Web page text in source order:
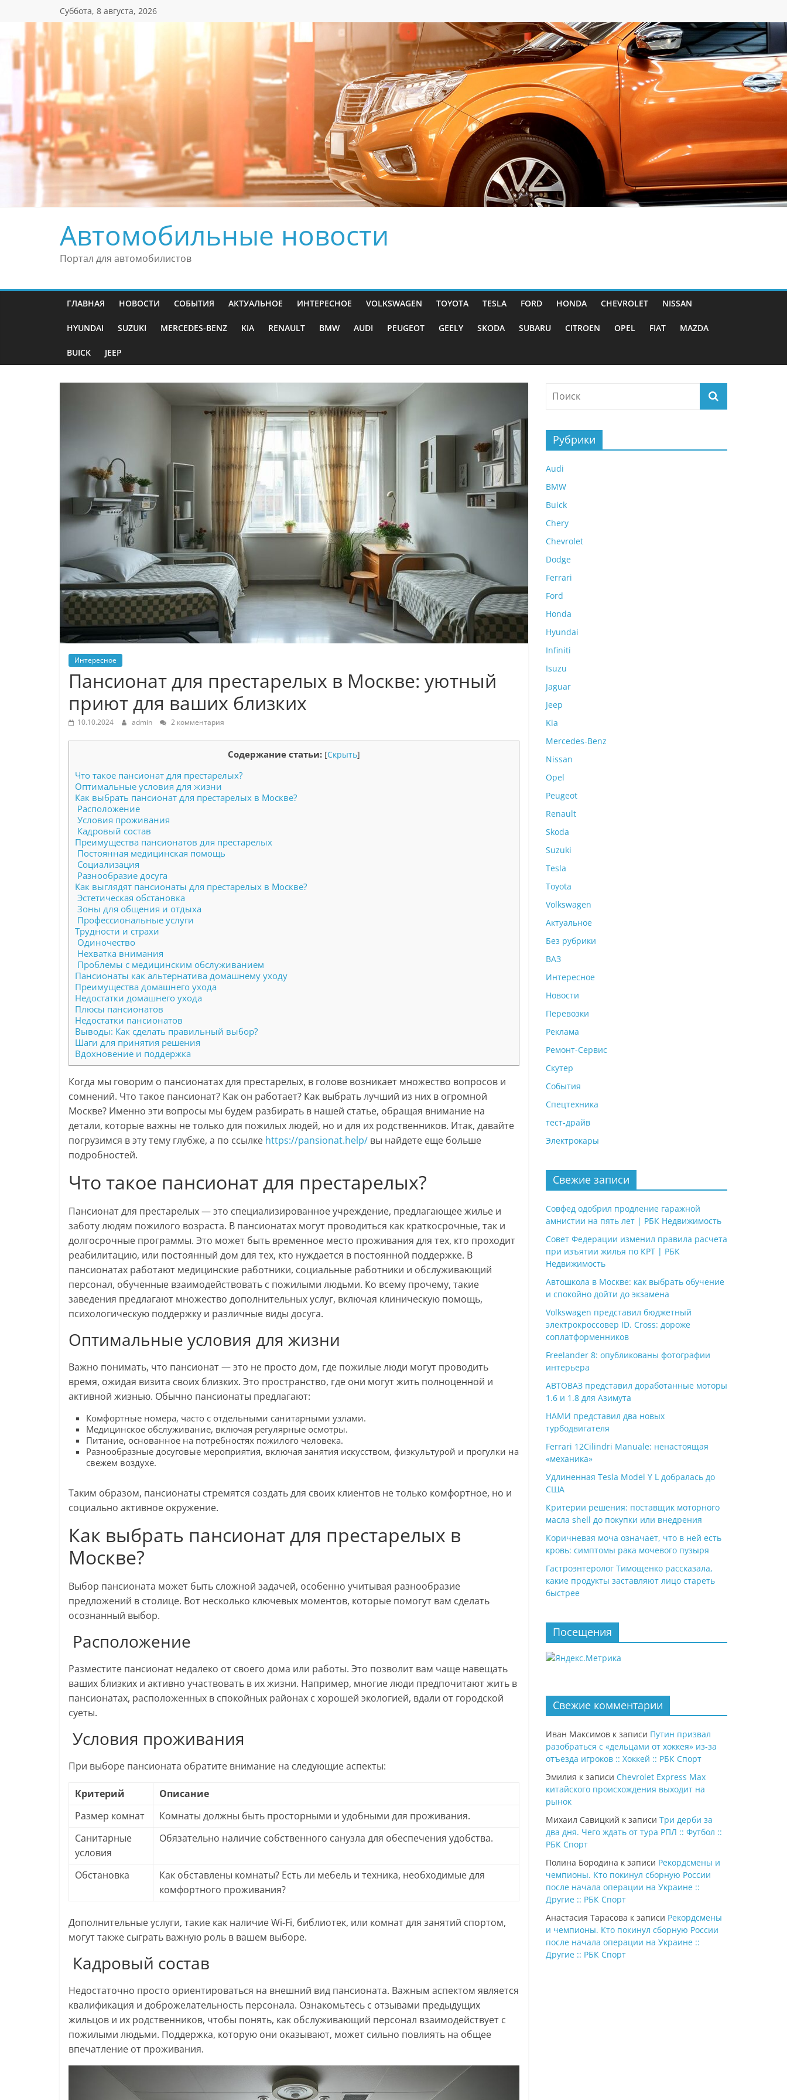
содержимому
Суббота, 8 августа, 2026
Автомобильные новости
Портал для автомобилистов
ГЛАВНАЯ НОВОСТИ СОБЫТИЯ АКТУАЛЬНОЕ ИНТЕРЕСНОЕ VOLKSWAGEN TOYOTA TESLA FORD HONDA CHEVROLET NISSAN
HYUNDAI SUZUKI MERCEDES-BENZ KIA RENAULT BMW AUDI PEUGEOT GEELY SKODA SUBARU CITROEN OPEL FIAT MAZDA
BUICK JEEP
Интересное
Пансионат для престарелых в Москве: уютный
приют для ваших близких
10.10.2024 admin 2 комментария
Содержание статьи: [Скрыть]
Что такое пансионат для престарелых?
Оптимальные условия для жизни
Как выбрать пансионат для престарелых в Москве?
Расположение
Условия проживания
Кадровый состав
Преимущества пансионатов для престарелых
Постоянная медицинская помощь
Социализация
Разнообразие досуга
Как выглядят пансионаты для престарелых в Москве?
Эстетическая обстановка
Зоны для общения и отдыха
Профессиональные услуги
Трудности и страхи
Одиночество
Нехватка внимания
Проблемы с медицинским обслуживанием
Пансионаты как альтернатива домашнему уходу
Преимущества домашнего ухода
Недостатки домашнего ухода
Плюсы пансионатов
Недостатки пансионатов
Выводы: Как сделать правильный выбор?
Шаги для принятия решения
Вдохновение и поддержка
Когда мы говорим о пансионатах для престарелых, в голове возникает множество вопросов и
сомнений. Что такое пансионат? Как он работает? Как выбрать лучший из них в огромной
Москве? Именно эти вопросы мы будем разбирать в нашей статье, обращая внимание на
детали, которые важны не только для пожилых людей, но и для их родственников. Итак, давайте
погрузимся в эту тему глубже, а по ссылке https://pansionat.help/ вы найдете еще больше
подробностей.
Что такое пансионат для престарелых?
Пансионат для престарелых — это специализированное учреждение, предлагающее жилье и
заботу людям пожилого возраста. В пансионатах могут проводиться как краткосрочные, так и
долгосрочные программы. Это может быть временное место проживания для тех, кто проходит
реабилитацию, или постоянный дом для тех, кто нуждается в постоянной поддержке. В
пансионатах работают медицинские работники, социальные работники и обслуживающий
персонал, обученные взаимодействовать с пожилыми людьми. Ко всему прочему, такие
заведения предлагают множество дополнительных услуг, включая клиническую помощь,
психологическую поддержку и различные виды досуга.
Оптимальные условия для жизни
Важно понимать, что пансионат — это не просто дом, где пожилые люди могут проводить
время, ожидая визита своих близких. Это пространство, где они могут жить полноценной и
активной жизнью. Обычно пансионаты предлагают:
Комфортные номера, часто с отдельными санитарными узлами.
Медицинское обслуживание, включая регулярные осмотры.
Питание, основанное на потребностях пожилого человека.
Разнообразные досуговые мероприятия, включая занятия искусством, физкультурой и прогулки на
свежем воздухе.
Таким образом, пансионаты стремятся создать для своих клиентов не только комфортное, но и
социально активное окружение.
Как выбрать пансионат для престарелых в
Москве?
Выбор пансионата может быть сложной задачей, особенно учитывая разнообразие
предложений в столице. Вот несколько ключевых моментов, которые помогут вам сделать
осознанный выбор.
Расположение
Разместите пансионат недалеко от своего дома или работы. Это позволит вам чаще навещать
ваших близких и активно участвовать в их жизни. Например, многие люди предпочитают жить в
пансионатах, расположенных в спокойных районах с хорошей экологией, вдали от городской
суеты.
Условия проживания
При выборе пансионата обратите внимание на следующие аспекты:
Критерий
Описание
Размер комнат
Комнаты должны быть просторными и удобными для проживания.
Санитарные
условия
Обязательно наличие собственного санузла для обеспечения удобства.
Обстановка
Как обставлены комнаты? Есть ли мебель и техника, необходимые для
комфортного проживания?
Дополнительные услуги, такие как наличие Wi-Fi, библиотек, или комнат для занятий спортом,
могут также сыграть важную роль в вашем выборе.
Кадровый состав
Недостаточно просто ориентироваться на внешний вид пансионата. Важным аспектом является
квалификация и доброжелательность персонала. Ознакомьтесь с отзывами предыдущих
жильцов и их родственников, чтобы понять, как обслуживающий персонал взаимодействует с
пожилыми людьми. Поддержка, которую они оказывают, может сильно повлиять на общее
впечатление от проживания.
Рубрики
Audi
BMW
Buick
Chery
Chevrolet
Dodge
Ferrari
Ford
Honda
Hyundai
Infiniti
Isuzu
Jaguar
Jeep
Kia
Mercedes-Benz
Nissan
Opel
Peugeot
Renault
Skoda
Suzuki
Tesla
Toyota
Volkswagen
Актуальное
Без рубрики
ВАЗ
Интересное
Новости
Перевозки
Реклама
Ремонт-Сервис
Скутер
События
Спецтехника
тест-драйв
Электрокары
Свежие записи
Совфед одобрил продление гаражной
амнистии на пять лет | РБК Недвижимость
Совет Федерации изменил правила расчета
при изъятии жилья по КРТ | РБК
Недвижимость
Автошкола в Москве: как выбрать обучение
и спокойно дойти до экзамена
Volkswagen представил бюджетный
электрокроссовер ID. Cross: дороже
соплатформенников
Freelander 8: опубликованы фотографии
интерьера
АВТОВАЗ представил доработанные моторы
1.6 и 1.8 для Азимута
НАМИ представил два новых
турбодвигателя
Ferrari 12Cilindri Manuale: ненастоящая
«механика»
Удлиненная Tesla Model Y L добралась до
США
Критерии решения: поставщик моторного
масла shell до покупки или внедрения
Коричневая моча означает, что в ней есть
кровь: симптомы рака мочевого пузыря
Гастроэнтеролог Тимощенко рассказала,
какие продукты заставляют лицо стареть
быстрее
Посещения
Свежие комментарии
Иван Максимов к записи Путин призвал
разобраться с «дельцами от хоккея» из-за
отъезда игроков :: Хоккей :: РБК Спорт
Эмилия к записи Chevrolet Express Max
китайского происхождения выходит на
рынок
Михаил Савицкий к записи Три дерби за
два дня. Чего ждать от тура РПЛ :: Футбол ::
РБК Спорт
Полина Бородина к записи Рекордсмены и
чемпионы. Кто покинул сборную России
после начала операции на Украине ::
Другие :: РБК Спорт
Анастасия Тарасова к записи Рекордсмены
и чемпионы. Кто покинул сборную России
после начала операции на Украине ::
Другие :: РБК Спорт